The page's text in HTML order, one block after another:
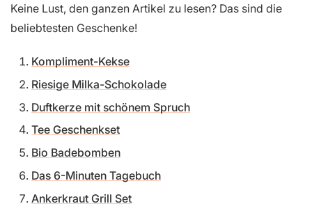
Keine Lust, den ganzen Artikel zu lesen? Das sind die
beliebtesten Geschenke!
Kompliment-Kekse
Riesige Milka-Schokolade
Duftkerze mit schönem Spruch
Tee Geschenkset
Bio Badebomben
Das 6-Minuten Tagebuch
Ankerkraut Grill Set